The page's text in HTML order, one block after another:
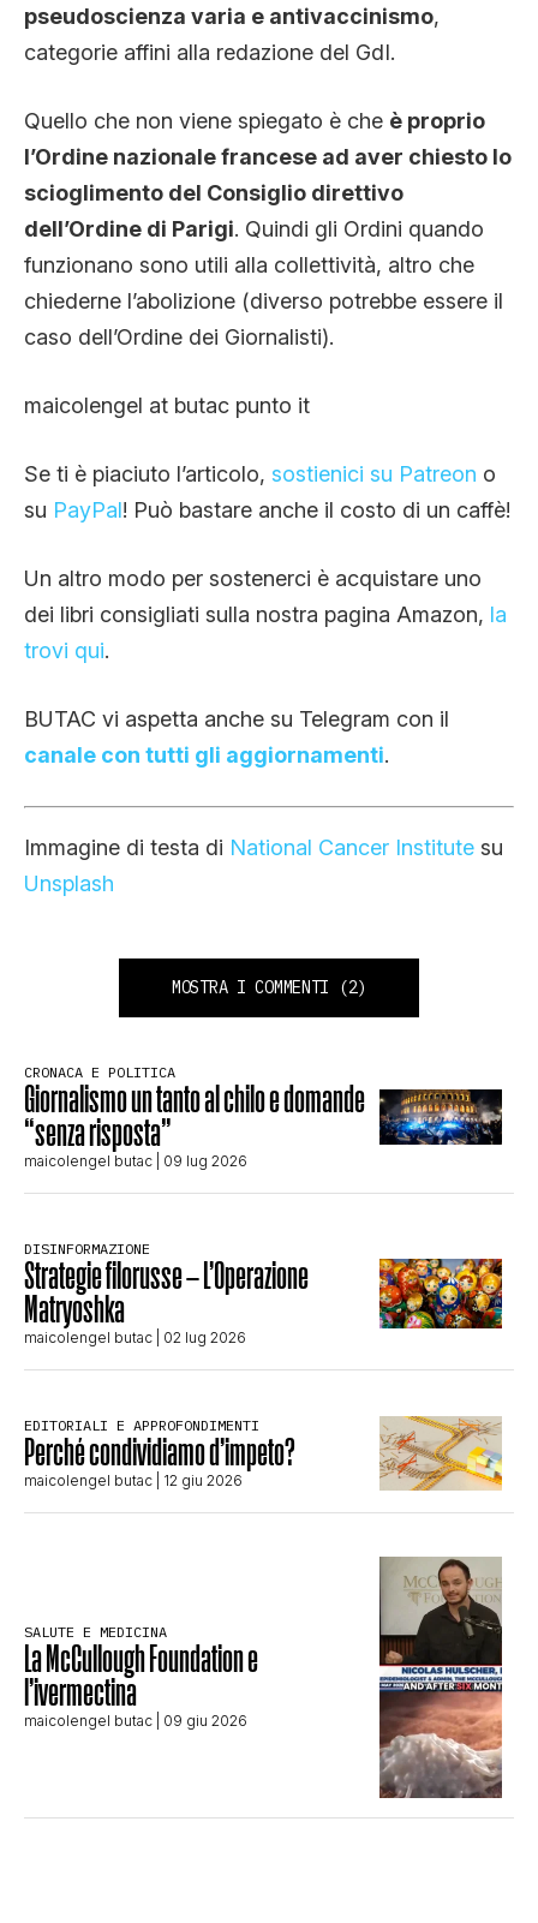
pseudoscienza varia e antivaccinismo,
categorie affini alla redazione del GdI.
Quello che non viene spiegato è che è proprio
l’Ordine nazionale francese ad aver chiesto lo
scioglimento del Consiglio direttivo
dell’Ordine di Parigi. Quindi gli Ordini quando
funzionano sono utili alla collettività, altro che
chiederne l’abolizione (diverso potrebbe essere il
caso dell’Ordine dei Giornalisti).
maicolengel at butac punto it
Se ti è piaciuto l’articolo, sostienici su Patreon o
su PayPal! Può bastare anche il costo di un caffè!
Un altro modo per sostenerci è acquistare uno
dei libri consigliati sulla nostra pagina Amazon, la
trovi qui.
BUTAC vi aspetta anche su Telegram con il
canale con tutti gli aggiornamenti.
Immagine di testa di National Cancer Institute su
Unsplash
MOSTRA I COMMENTI (2)
CRONACA E POLITICA
Giornalismo un tanto al chilo e domande
“senza risposta”
maicolengel butac | 09 lug 2026
DISINFORMAZIONE
Strategie filorusse – L’Operazione
Matryoshka
maicolengel butac | 02 lug 2026
EDITORIALI E APPROFONDIMENTI
Perché condividiamo d’impeto?
maicolengel butac | 12 giu 2026
SALUTE E MEDICINA
La McCullough Foundation e
l’ivermectina
maicolengel butac | 09 giu 2026